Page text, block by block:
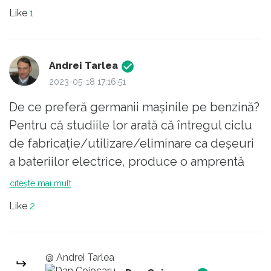
"asigura" venitul și profiturile.
Nu îl mai dați exemplu ca "soluție
inovatoare".
Like 1
Andrei Tarlea
2023-05-18 17:16:51
De ce preferă germanii mașinile pe benzină?
Pentru că studiile lor arată că întregul ciclu
de fabricație/utilizare/eliminare ca deșeuri
a bateriilor electrice, produce o amprentă
de carbon semnificativă, contrar celor
trebui abandonate în momentul în care
omenirea va epuiza rezervele de petrol (40
citește mai mult
Like 2
@ Andrei Tarlea